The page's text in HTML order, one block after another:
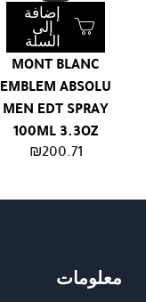
MONT BLANC
EMBLEM ABSOLU
MEN EDT SPRAY
100ML 3.3OZ
₪200.71
إضافة
إلى
السلة
معلومات